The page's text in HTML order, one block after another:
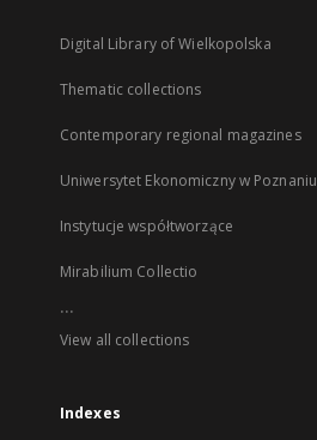
Digital Library of Wielkopolska
Thematic collections
Contemporary regional magazines
Uniwersytet Ekonomiczny w Poznaniu
Instytucje współtworzące
Mirabilium Collectio
...
View all collections
Indexes